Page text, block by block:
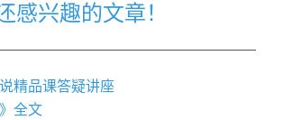
感兴趣的文章！
精品课答疑讲座
全文